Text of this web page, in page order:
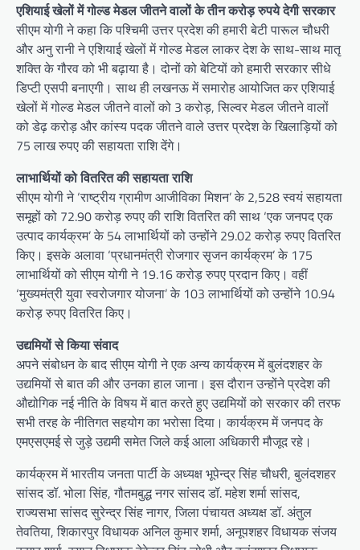
एशियाई खेलों में गोल्ड मेडल जीतने वालों के तीन करोड़ रुपये देगी सरकार
सीएम योगी ने कहा कि पश्चिमी उत्तर प्रदेश की हमारी बेटी पारूल चौधरी
और अनु रानी ने एशियाई खेलों में गोल्ड मेडल लाकर देश के साथ-साथ मातृ
शक्ति के गौरव को भी बढ़ाया है। दोनों को बेटियों को हमारी सरकार सीधे
डिप्टी एसपी बनाएगी। साथ ही लखनऊ में समारोह आयोजित कर एशियाई
खेलों में गोल्ड मेडल जीतने वालों को 3 करोड़, सिल्वर मेडल जीतने वालों
को डेढ़ करोड़ और कांस्य पदक जीतने वाले उत्तर प्रदेश के खिलाड़ियों को
75 लाख रुपए की सहायता राशि देंगे।
लाभार्थियों को वितरित की सहायता राशि
सीएम योगी ने ‘राष्ट्रीय ग्रामीण आजीविका मिशन’ के 2,528 स्वयं सहायता
समूहों को 72.90 करोड़ रुपए की राशि वितरित की साथ ‘एक जनपद एक
उत्पाद कार्यक्रम’ के 54 लाभार्थियों को उन्होंने 29.02 करोड़ रुपए वितरित
किए। इसके अलावा ‘प्रधानमंत्री रोजगार सृजन कार्यक्रम’ के 175
लाभार्थियों को सीएम योगी ने 19.16 करोड़ रुपए प्रदान किए। वहीं
‘मुख्यमंत्री युवा स्वरोजगार योजना’ के 103 लाभार्थियों को उन्होंने 10.94
करोड़ रुपए वितरित किए।
उद्यमियों से किया संवाद
अपने संबोधन के बाद सीएम योगी ने एक अन्य कार्यक्रम में बुलंदशहर के
उद्यमियों से बात की और उनका हाल जाना। इस दौरान उन्होंने प्रदेश की
औद्योगिक नई नीति के विषय में बात करते हुए उद्यमियों को सरकार की तरफ
सभी तरह के नीतिगत सहयोग का भरोसा दिया। कार्यक्रम में जनपद के
एमएसएमई से जुड़े उद्यमी समेत जिले कई आला अधिकारी मौजूद रहे।
कार्यक्रम में भारतीय जनता पार्टी के अध्यक्ष भूपेन्द्र सिंह चौधरी, बुलंदशहर
सांसद डॉ. भोला सिंह, गौतमबुद्ध नगर सांसद डॉ. महेश शर्मा सांसद,
राज्यसभा सांसद सुरेन्द्र सिंह नागर, जिला पंचायत अध्यक्ष डॉ. अंतुल
तेवतिया, शिकारपुर विधायक अनिल कुमार शर्मा, अनूपशहर विधायक संजय